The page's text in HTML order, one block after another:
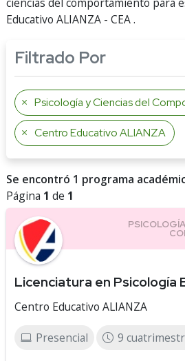
Educativo ALIANZA - CEA .
Filtrado Por
Psicología y Ciencias del
Centro Educativo ALIANZA
Se encontró 1 programa
Página 1 de 1
Licenciatura en Psicología
Centro Educativo ALIANZA
Presencial 9